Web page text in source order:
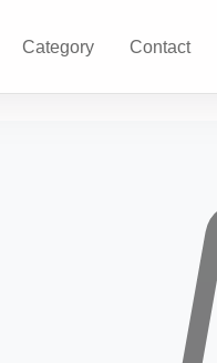
Category Contact